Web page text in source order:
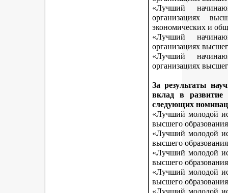
«Лучший
организациях
экономических и
«Лучший
организациях
«Лучший
организациях
За результаты
вклад в развитие
следующих
«Лучший молодой
высшего
«Лучший молодой
высшего
«Лучший молодой
высшего
«Лучший молодой
высшего
«Лучший молодой